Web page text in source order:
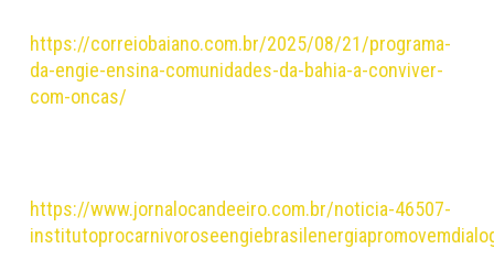
https://correiobaiano.com.br/2025/08/21/programa-
da-engie-ensina-comunidades-da-bahia-a-conviver-
com-oncas/
https://www.jornalocandeeiro.com.br/noticia-46507-